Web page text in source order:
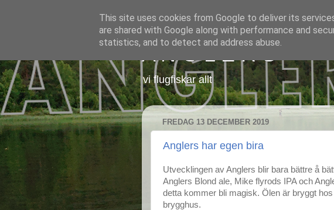
A N G L E R S
vi flugfiskar allt
FREDAG 13 DECEMBER 2019
Anglers har egen bira
Utvecklingen av Anglers blir bara bättre å
Anglers Blond ale, Mike flyrods IPA och
detta kommer bli magisk. Ölen är bryggt
brygghus.
This site uses cookies from Google to deliver its
are shared with Google along with performance and
statistics, and to detect and address abuse.